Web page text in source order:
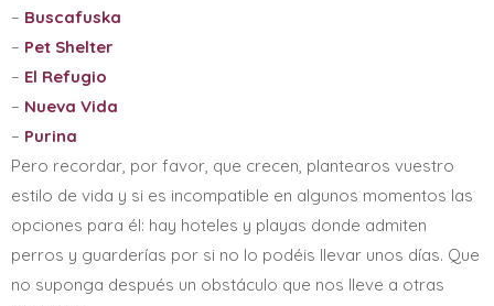
– Buscafuska
– Pet Shelter
– El Refugio
– Nueva Vida
– Purina
Pero recordar, por favor, que crecen, plantearos vuestro
estilo de vida y si es incompatible en algunos momentos las
opciones para él: hay hoteles y playas donde admiten
perros y guarderías por si no lo podéis llevar unos días. Que
no suponga después un obstáculo que nos lleve a otras